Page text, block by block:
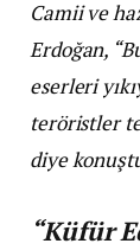
Camii ve
Erdoğan,
eserleri
teröristler
diye
“Küfür